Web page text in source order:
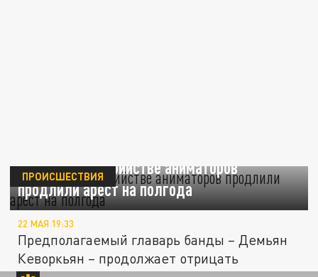
Обвинямым в убийстве аниматоров
продлили арест на полгода
ПРОИСШЕСТВИЯ
22 МАЯ 19:33
Предполагаемый главарь банды – Демьян
Кеворкьян – продолжает отрицать